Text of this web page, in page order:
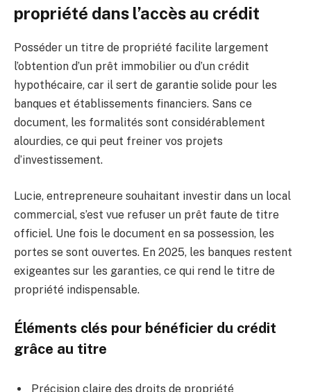
propriété dans l’accès au crédit
Posséder un titre de propriété facilite largement
l’obtention d’un prêt immobilier ou d’un crédit
hypothécaire, car il sert de garantie solide pour les
banques et établissements financiers. Sans ce
document, les formalités sont considérablement
alourdies, ce qui peut freiner vos projets
d’investissement.
Lucie, entrepreneure souhaitant investir dans un local
commercial, s’est vue refuser un prêt faute de titre
officiel. Une fois le document en sa possession, les
portes se sont ouvertes. En 2025, les banques restent
exigeantes sur les garanties, ce qui rend le titre de
propriété indispensable.
Éléments clés pour bénéficier du crédit
grâce au titre
Précision claire des droits de propriété